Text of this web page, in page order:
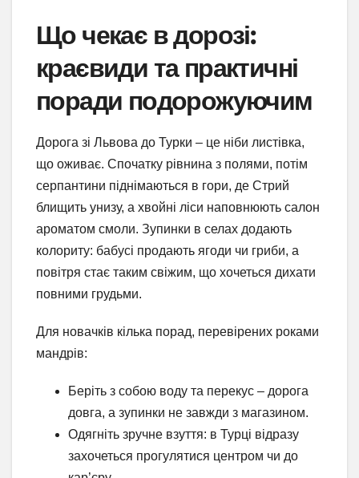
Що чекає в дорозі:
краєвиди та практичні
поради подорожуючим
Дорога зі Львова до Турки – це ніби листівка,
що оживає. Спочатку рівнина з полями, потім
серпантини піднімаються в гори, де Стрий
блищить унизу, а хвойні ліси наповнюють салон
ароматом смоли. Зупинки в селах додають
колориту: бабусі продають ягоди чи гриби, а
повітря стає таким свіжим, що хочеться дихати
повними грудьми.
Для новачків кілька порад, перевірених роками
мандрів:
Беріть з собою воду та перекус – дорога
довга, а зупинки не завжди з магазином.
Одягніть зручне взуття: в Турці відразу
захочеться прогулятися центром чи до